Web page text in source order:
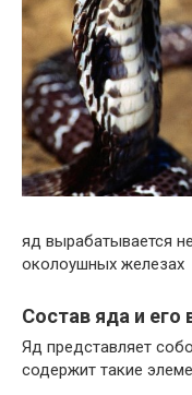
яд вырабатывается
околоушных железах
Состав яда и его
Яд представляет
содержит такие